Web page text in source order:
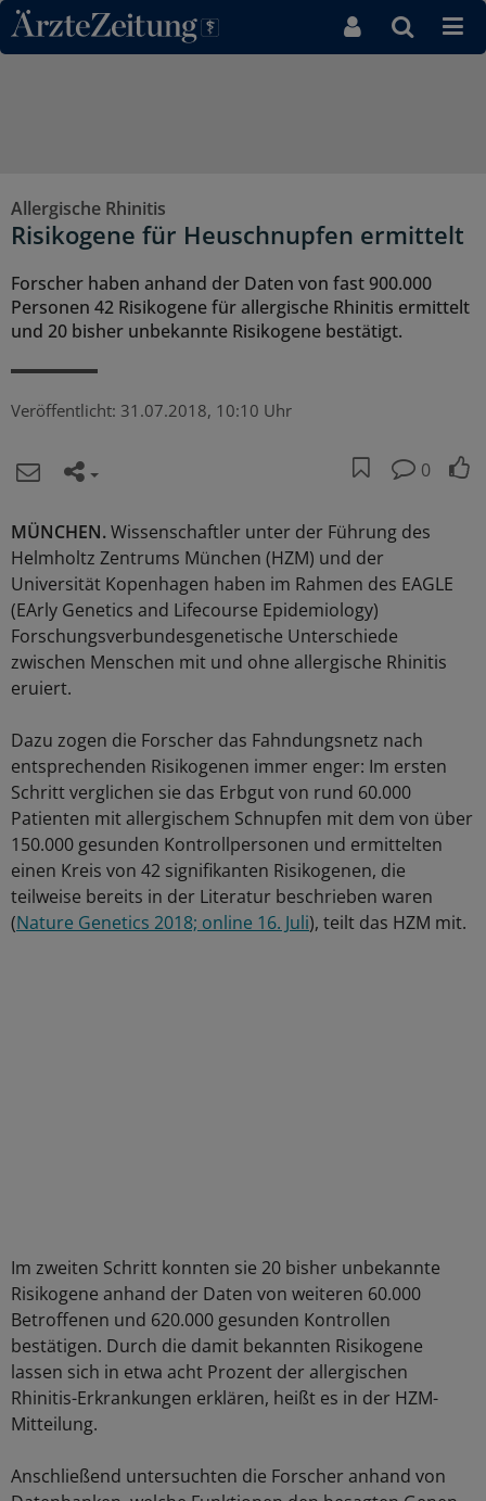
Direkt zum Inhaltsbereich
Allergische Rhinitis
Risikogene für Heuschnupfen ermittelt
Forscher haben anhand der Daten von fast 900.000
Personen 42 Risikogene für allergische Rhinitis ermittelt
und 20 bisher unbekannte Risikogene bestätigt.
Veröffentlicht: 31.07.2018, 10:10 Uhr
0
MÜNCHEN.Wissenschaftler unter der Führung des
Helmholtz Zentrums München (HZM) und der
Universität Kopenhagen haben im Rahmen des EAGLE
(EArly Genetics and Lifecourse Epidemiology)
Forschungsverbundesgenetische Unterschiede
zwischen Menschen mit und ohne allergische Rhinitis
eruiert.
Dazu zogen die Forscher das Fahndungsnetz nach
entsprechenden Risikogenen immer enger: Im ersten
Schritt verglichen sie das Erbgut von rund 60.000
Patienten mit allergischem Schnupfen mit dem von über
150.000 gesunden Kontrollpersonen und ermittelten
einen Kreis von 42 signifikanten Risikogenen, die
teilweise bereits in der Literatur beschrieben waren
(Nature Genetics 2018; online 16. Juli), teilt das HZM mit.
Im zweiten Schritt konnten sie 20 bisher unbekannte
Risikogene anhand der Daten von weiteren 60.000
Betroffenen und 620.000 gesunden Kontrollen
bestätigen. Durch die damit bekannten Risikogene
lassen sich in etwa acht Prozent der allergischen
Rhinitis-Erkrankungen erklären, heißt es in der HZM-
Mitteilung.
Anschließend untersuchten die Forscher anhand von